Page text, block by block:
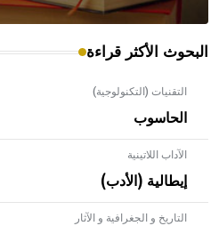
البحوث الأكثر قراءة
التقنيات (التكنولوجية)
الحاسوب
الآداب اللاتينية
إيطالية (الأدب)
التاريخ و الجغرافية و الآثار